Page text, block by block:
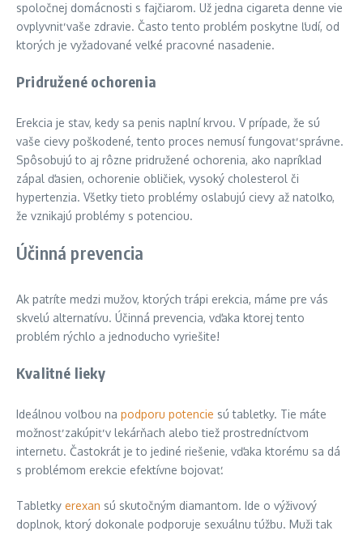
spoločnej domácnosti s fajčiarom. Už jedna cigareta denne vie
ovplyvniť vaše zdravie. Často tento problém poskytne ľudí, od
ktorých je vyžadované veľké pracovné nasadenie.
Pridružené ochorenia
Erekcia je stav, kedy sa penis naplní krvou. V prípade, že sú
vaše cievy poškodené, tento proces nemusí fungovať správne.
Spôsobujú to aj rôzne pridružené ochorenia, ako napríklad
zápal ďasien, ochorenie obličiek, vysoký cholesterol či
hypertenzia. Všetky tieto problémy oslabujú cievy až natoľko,
že vznikajú problémy s potenciou.
Účinná prevencia
Ak patríte medzi mužov, ktorých trápi erekcia, máme pre vás
skvelú alternatívu. Účinná prevencia, vďaka ktorej tento
problém rýchlo a jednoducho vyriešite!
Kvalitné lieky
Ideálnou voľbou na podporu potencie sú tabletky. Tie máte
možnosť zakúpiť v lekárňach alebo tiež prostredníctvom
internetu. Častokrát je to jediné riešenie, vďaka ktorému sa dá
s problémom erekcie efektívne bojovať.
Tabletky erexan sú skutočným diamantom. Ide o výživový
doplnok, ktorý dokonale podporuje sexuálnu túžbu. Muži tak